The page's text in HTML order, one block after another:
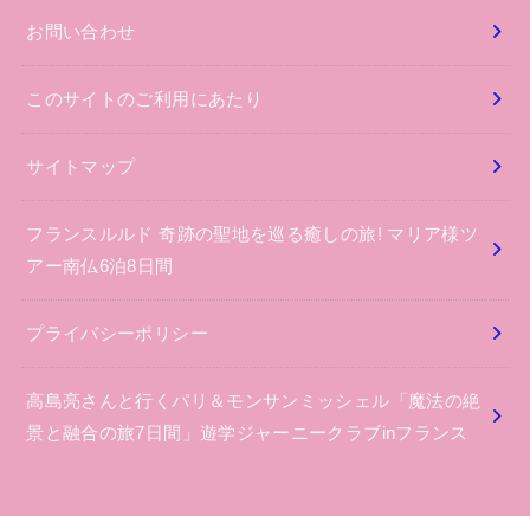
お問い合わせ
このサイトのご利用にあたり
サイトマップ
フランスルルド 奇跡の聖地を巡る癒しの旅! マリア様ツ
アー南仏6泊8日間
プライバシーポリシー
高島亮さんと行くパリ＆モンサンミッシェル「魔法の絶
景と融合の旅7日間」遊学ジャーニークラブinフランス